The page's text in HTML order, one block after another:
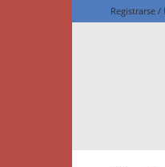
Registrarse /